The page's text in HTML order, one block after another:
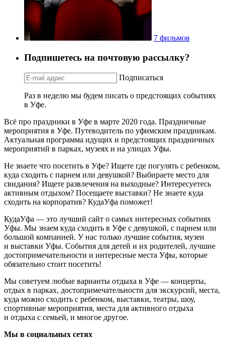
7 фильмов
Подпишетесь на почтовую рассылку?
Подписаться
Раз в неделю мы будем писать о предстоящих событиях
в Уфе.
Всё про праздники в Уфе в марте 2020 года. Праздничные
мероприятия в Уфе. Путеводитель по уфимским праздникам.
Актуальная программа идущих и предстоящих праздничных
мероприятий в парках, музеях и на улицах Уфы.
Не знаете что посетить в Уфе? Ищете где погулять с ребенком,
куда сходить с парнем или девушкой? Выбираете место для
свидания? Ищете развлечения на выходные? Интересуетесь
активным отдыхом? Посещаете выставки? Не знаете куда
сходить на корпоратив? КудаУфа поможет!
КудаУфа — это лучший сайт о самых интересных событиях
Уфы. Мы знаем куда сходить в Уфе с девушкой, с парнем или
большой компанией. У нас только лучшие события, музеи
и выставки Уфы. События для детей и их родителей, лучшие
достопримечательности и интересные места Уфы, которые
обязательно стоит посетить!
Мы советуем любые варианты отдыха в Уфе — концерты,
отдых в парках, достопримечательности для экскурсий, места,
куда можно сходить с ребенком, выставки, театры, шоу,
спортивные мероприятия, места для активного отдыха
и отдыха с семьей, и многое другое.
Мы в социальных сетях